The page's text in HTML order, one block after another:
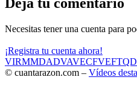
Necesitas tener una cuenta para
¡Registra tu cuenta ahora!
VIRMMDADVAVECFVEFTQD
© cuantarazon.com – Vídeos